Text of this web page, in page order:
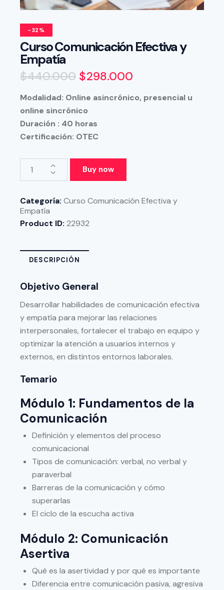
-32%
Curso Comunicación Efectiva y
Empatía
$440.000 $298.000
Modalidad: Online asincrónico, presencial u
online sincrónico
Duración : 40 horas
Certificación: OTEC
Buy now
Categoría: Curso Comunicación Efectiva y
Empatía
Product ID: 22932
DESCRIPCIÓN
Objetivo General
Desarrollar habilidades de comunicación efectiva
y empatía para mejorar las relaciones
interpersonales, fortalecer el trabajo en equipo y
optimizar la atención a usuarios internos y
externos, en distintos entornos laborales.
Temario
Módulo 1: Fundamentos de la
Comunicación
Definición y elementos del proceso
comunicacional
Tipos de comunicación: verbal, no verbal y
paraverbal
Barreras de la comunicación y cómo
superarlas
El ciclo de la escucha activa
Módulo 2: Comunicación
Asertiva
Qué es la asertividad y por qué es importante
Diferencia entre comunicación pasiva, agresiva